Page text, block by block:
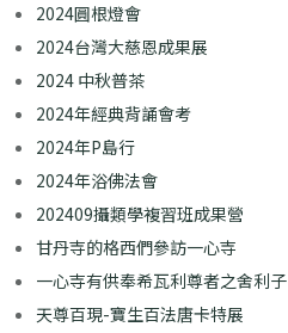
2024圓根燈會
2024台灣大慈恩成果展
2024 中秋普茶
2024年經典背誦會考
2024年P島行
2024年浴佛法會
202409攝類學複習班成果營
甘丹寺的格西們參訪一心寺
一心寺有供奉希瓦利尊者之舍利子
天尊百現-寶生百法唐卡特展